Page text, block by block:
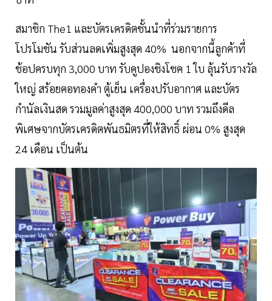
สมาชิก The1 และบัตรเครดิตชั้นนำที่ร่วมรายการ
โปรโมชัน รับส่วนลดเพิ่มสูงสุด 40% นอกจากนี้ลูกค้าที่
ช้อปครบทุก 3,000 บาท รับคูปองชิงโชค 1 ใบ ลุ้นรับรางวัล
ใหญ่ สร้อยคอทองคำ ตู้เย็น เครื่องปรับอากาศ และบัตร
กำนัลเงินสด รวมมูลค่าสูงสุด 400,000 บาท รวมถึงดีล
พิเศษจากบัตรเครดิตพันธมิตรที่ให้สิทธิ์ ผ่อน 0% สูงสุด
24 เดือน เป็นต้น